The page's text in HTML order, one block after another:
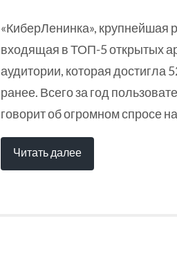
«КиберЛенинка», крупнейшая
входящая в ТОП-5 открытых
аудитории, которая достигла
ранее. Всего за год
говорит об огромном спросе
Читать далее